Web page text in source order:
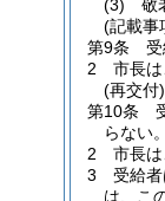
(3)
敬
(記載事
第9条
2
市長は
(再交付)
第10条
らない。
2
市長は
3
受給者
は、こ